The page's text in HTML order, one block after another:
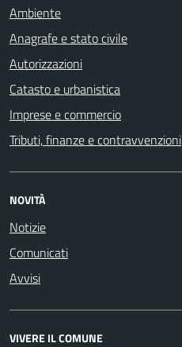
Ambiente
Anagrafe e stato civile
Autorizzazioni
Catasto e urbanistica
Imprese e commercio
Tributi, finanze e contravvenzioni
NOVITÀ
Notizie
Comunicati
Avvisi
VIVERE IL COMUNE